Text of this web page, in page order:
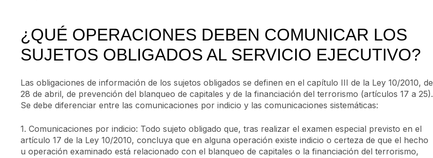
¿QUÉ OPERACIONES DEBEN COMUNICAR LOS
SUJETOS OBLIGADOS AL SERVICIO EJECUTIVO?
Las obligaciones de información de los sujetos obligados se definen en el capítulo III de la Ley 10/2010, de
28 de abril, de prevención del blanqueo de capitales y de la financiación del terrorismo (artículos 17 a 25).
Se debe diferenciar entre las comunicaciones por indicio y las comunicaciones sistemáticas:
1. Comunicaciones por indicio: Todo sujeto obligado que, tras realizar el examen especial previsto en el
artículo 17 de la Ley 10/2010, concluya que en alguna operación existe indicio o certeza de que el hecho
u operación examinado está relacionado con el blanqueo de capitales o la financiación del terrorismo,